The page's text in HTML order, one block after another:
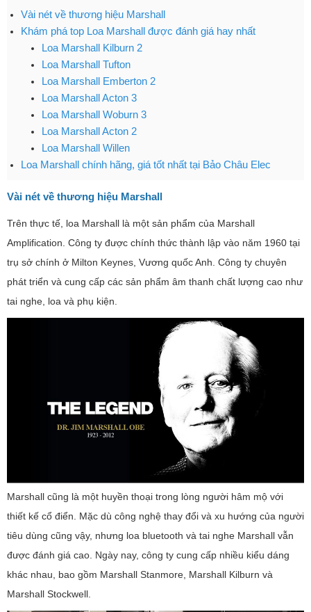
Vài nét về thương hiệu Marshall
Khám phá top Loa Marshall được đánh giá hay nhất
Loa Marshall Kilburn 2
Loa Marshall Tufton
Loa Marshall Emberton 2
Loa Marshall Acton 3
Loa Marshall Woburn 3
Loa Marshall Acton 2
Loa Marshall Willen
Loa Marshall chính hãng, giá tốt nhất tại Bảo Châu Elec
Vài nét về thương hiệu Marshall
Trên thực tế, loa Marshall là một sản phẩm của Marshall
Amplification. Công ty được chính thức thành lập vào năm 1960 tại
trụ sở chính ở Milton Keynes, Vương quốc Anh. Công ty chuyên
phát triển và cung cấp các sản phẩm âm thanh chất lượng cao như
tai nghe, loa và phụ kiện.
Marshall cũng là một huyền thoại trong lòng người hâm mộ với
thiết kế cổ điển. Mặc dù công nghệ thay đổi và xu hướng của người
tiêu dùng cũng vậy, nhưng loa bluetooth và tai nghe Marshall vẫn
được đánh giá cao. Ngày nay, công ty cung cấp nhiều kiểu dáng
khác nhau, bao gồm Marshall Stanmore, Marshall Kilburn và
Marshall Stockwell.